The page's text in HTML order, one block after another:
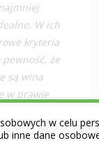
W ich
kryteria
że
są wina
w prawie
w celu
inne dane